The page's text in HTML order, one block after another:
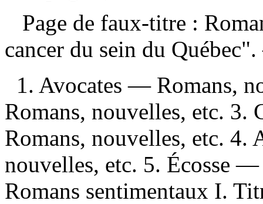
Page de faux-titre :
cancer du sein du
1. Avocates — Romans,
Romans, nouvelles, etc.
Romans, nouvelles, etc.
nouvelles, etc. 5. Écosse
Romans sentimentaux I.